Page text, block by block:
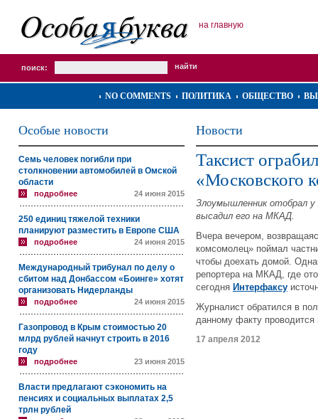
на главную
поиск:
NO COMMENTS ПОЛИТИКА ОБЩЕСТВО
Особые новости
Семь человек погибли при
столкновении автомобилей в Омской
области
подробнее 24 июня 2015
250 единиц тяжелой техники
планируют разместить в Европе США
подробнее 24 июня 2015
Международный трибунал по делу о
сбитом над Донбассом «Боинге» хотят
организовать Нидерланды
подробнее 24 июня 2015
Газопровод в Крым стоимостью 20
млрд рублей начнут строить в 2016
году
подробнее 23 июня 2015
Власти предлагают сэкономить на
пенсиях и социальных выплатах 2,5
трлн рублей
Новости
Таксист
«Московского
Злоумышленник отобрал
высадил его на МКАД.
Вчера вечером,
комсомолец» поймал
чтобы доехать домой.
репортера на МКАД, где
сегодня Интерфаксу
Журналист обратился в
данному факту
17 апреля 2012